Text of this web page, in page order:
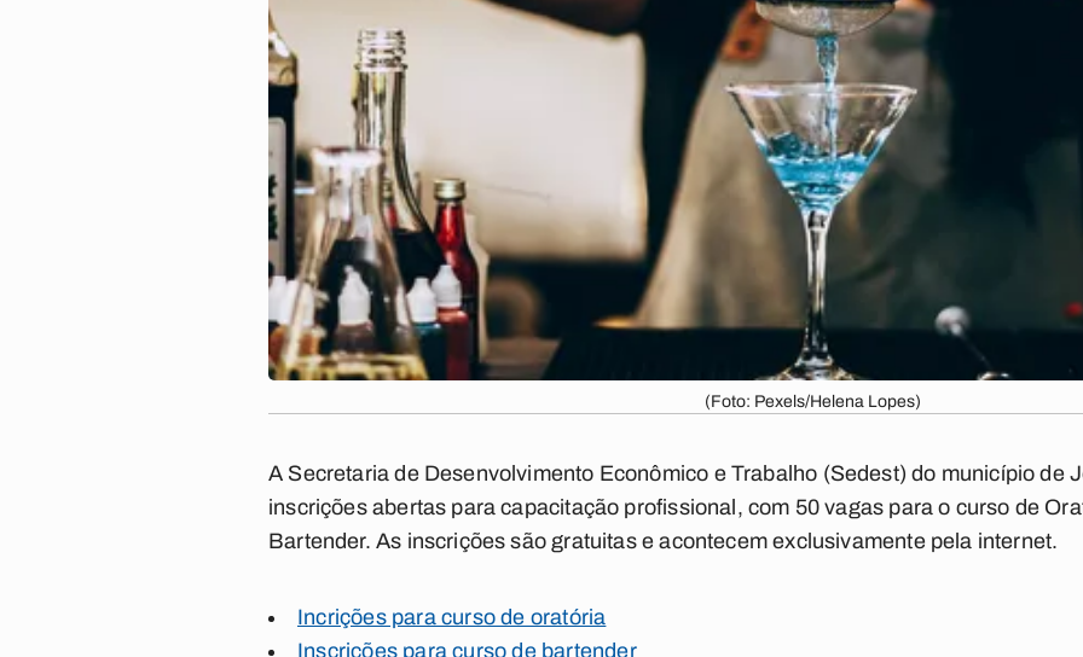
(Foto: Pexels/Helena Lopes)
A Secretaria de Desenvolvimento Econômico e Trabalho (Sedest) do município de
inscrições abertas para capacitação profissional, com 50 vagas para o curso de
Bartender. As inscrições são gratuitas e acontecem exclusivamente pela internet.
Incrições para curso de oratória
Inscrições para curso de bartender